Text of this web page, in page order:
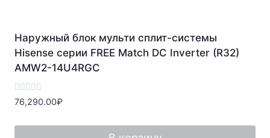
Наружный блок мульти сплит-системы
Hisense серии FREE Match DC Inverter (R32)
AMW2-14U4RGC
Оценка
0
5
76,290.00₽